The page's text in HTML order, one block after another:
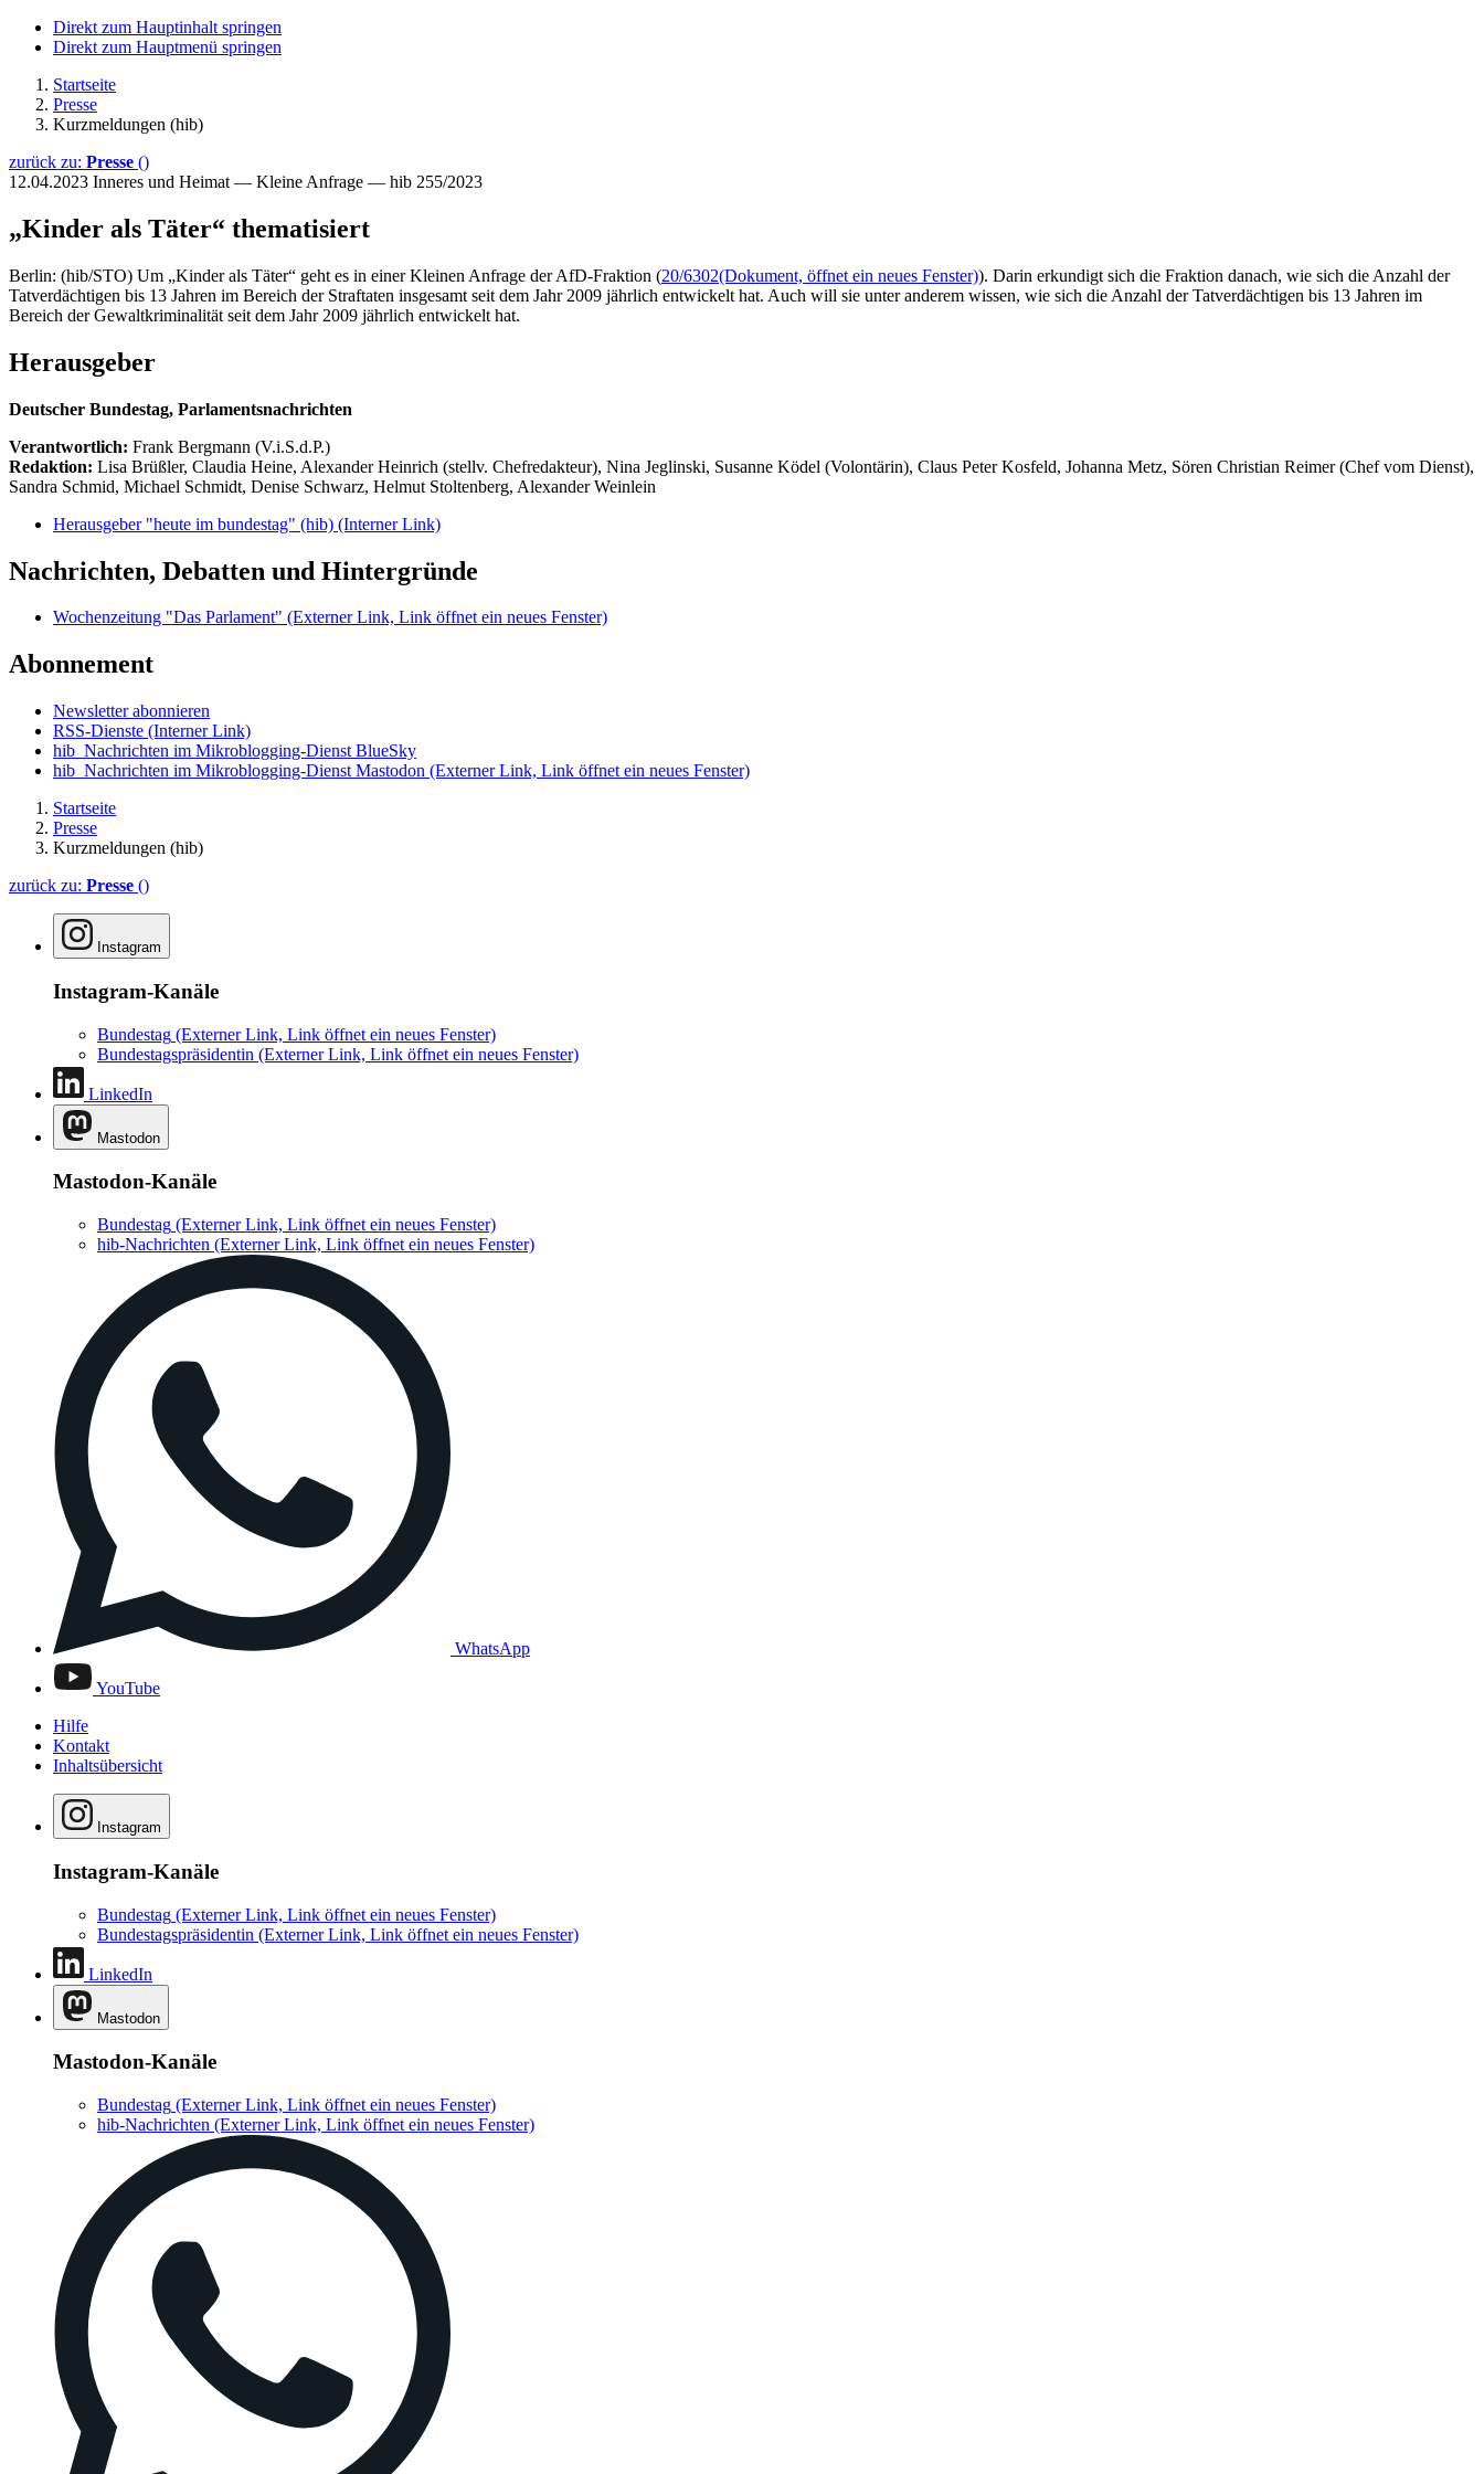
Direkt zum Hauptinhalt springen
Direkt zum Hauptmenü springen
Startseite
Presse
Kurzmeldungen (hib)
zurück zu: Presse ()
12.04.2023 Inneres und Heimat — Kleine Anfrage — hib 255/2023
„Kinder als Täter“ thematisiert
Berlin: (hib/STO) Um „Kinder als Täter“ geht es in einer Kleinen Anfrage der AfD-Fraktion (20/6302(Dokument, öffnet ein neues Fenster)). Darin erkundigt sich die Fraktion danach, wie sich die Anzahl der
Tatverdächtigen bis 13 Jahren im Bereich der Straftaten insgesamt seit dem Jahr 2009 jährlich entwickelt hat. Auch will sie unter anderem wissen, wie sich die Anzahl der Tatverdächtigen bis 13 Jahren im
Bereich der Gewaltkriminalität seit dem Jahr 2009 jährlich entwickelt hat.
Herausgeber
Deutscher Bundestag, Parlamentsnachrichten
Verantwortlich: Frank Bergmann (V.i.S.d.P.)
Redaktion: Lisa Brüßler, Claudia Heine, Alexander Heinrich (stellv. Chefredakteur), Nina Jeglinski, Susanne Ködel (Volontärin), Claus Peter Kosfeld, Johanna Metz, Sören Christian Reimer (Chef vom Dienst),
Sandra Schmid, Michael Schmidt, Denise Schwarz, Helmut Stoltenberg, Alexander Weinlein
Herausgeber "heute im bundestag" (hib) (Interner Link)
Nachrichten, Debatten und Hintergründe
Wochenzeitung "Das Parlament" (Externer Link, Link öffnet ein neues Fenster)
Abonnement
Newsletter abonnieren
RSS-Dienste (Interner Link)
hib_Nachrichten im Mikroblogging-Dienst BlueSky
hib_Nachrichten im Mikroblogging-Dienst Mastodon (Externer Link, Link öffnet ein neues Fenster)
Startseite
Presse
Kurzmeldungen (hib)
zurück zu: Presse ()
Instagram
Instagram-Kanäle
Bundestag (Externer Link, Link öffnet ein neues Fenster)
Bundestagspräsidentin (Externer Link, Link öffnet ein neues Fenster)
LinkedIn
Mastodon
Mastodon-Kanäle
Bundestag (Externer Link, Link öffnet ein neues Fenster)
hib-Nachrichten (Externer Link, Link öffnet ein neues Fenster)
WhatsApp
YouTube
Hilfe
Kontakt
Inhaltsübersicht
Instagram
Instagram-Kanäle
Bundestag (Externer Link, Link öffnet ein neues Fenster)
Bundestagspräsidentin (Externer Link, Link öffnet ein neues Fenster)
LinkedIn
Mastodon
Mastodon-Kanäle
Bundestag (Externer Link, Link öffnet ein neues Fenster)
hib-Nachrichten (Externer Link, Link öffnet ein neues Fenster)